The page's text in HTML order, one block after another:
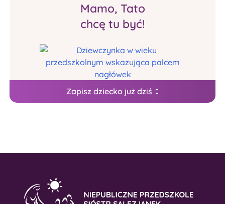
Mamo, Tato
chcę tu być!
Zapisz dziecko już dziś